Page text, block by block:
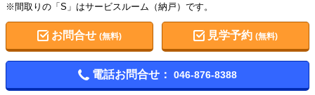
※間取りの「S」はサービスルーム（納戸）です。
お問合せ (無料) 見学予約(無料)
電話お問合せ： 046-876-8388